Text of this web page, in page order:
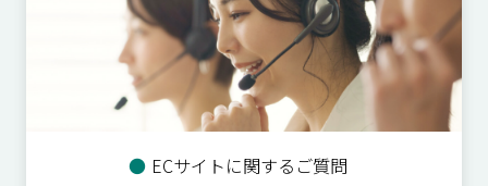
● ECサイトに関するご質問